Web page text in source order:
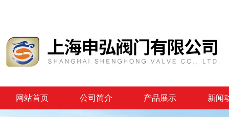
网站首页 公司简介 产品展示 新闻